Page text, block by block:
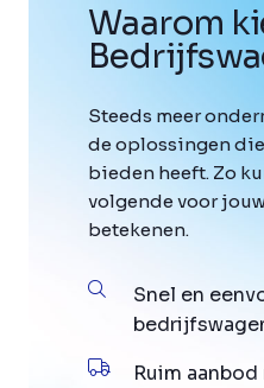
Waarom
Steeds meer
de oplossingen
bieden heeft. Zo
volgende voor
betekenen.
Snel en
Ruim